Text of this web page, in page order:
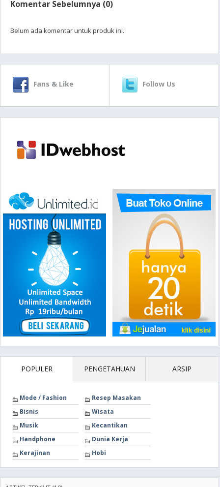
Komentar Sebelumnya (0)
Belum ada komentar untuk produk ini.
Fans & Like Follow Us
POPULER PENGETAHUAN ARSIP
Mode / Fashion
Resep Masakan
Bisnis
Wisata
Musik
Kecantikan
Handphone
Dunia Kerja
Kerajinan
Hobi